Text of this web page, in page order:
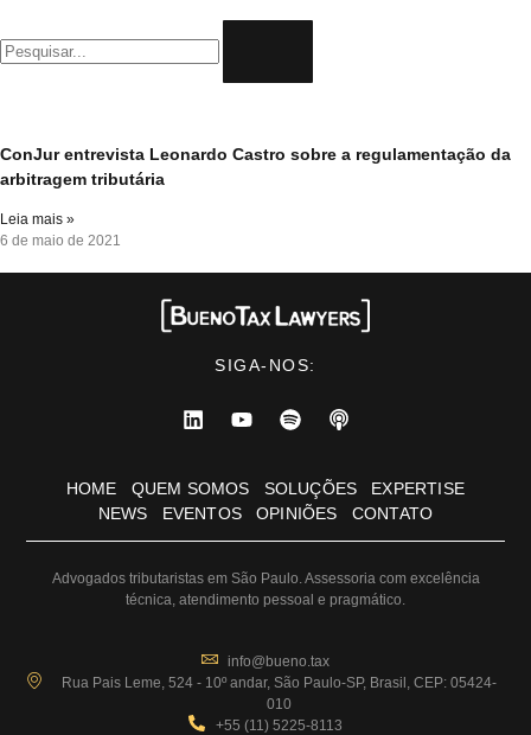
ConJur entrevista Leonardo Castro sobre a regulamentação da
arbitragem tributária
Leia mais »
6 de maio de 2021
SIGA-NOS:
HOME QUEM SOMOS SOLUÇÕES
EXPERTISE
NEWS
EVENTOS OPINIÕES CONTATO
Advogados tributaristas em São Paulo. Assessoria com excelência
técnica, atendimento pessoal e pragmático.
info@bueno.tax
Rua Pais Leme, 524 - 10º andar, São Paulo-SP, Brasil, CEP: 05424-
010
+55 (11) 5225-8113